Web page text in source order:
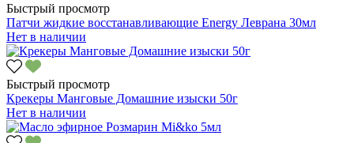
Быстрый просмотр
Патчи жидкие восстанавливающие Energy Леврана 30мл
Нет в наличии
Быстрый просмотр
Крекеры Манговые Домашние изыски 50г
Нет в наличии